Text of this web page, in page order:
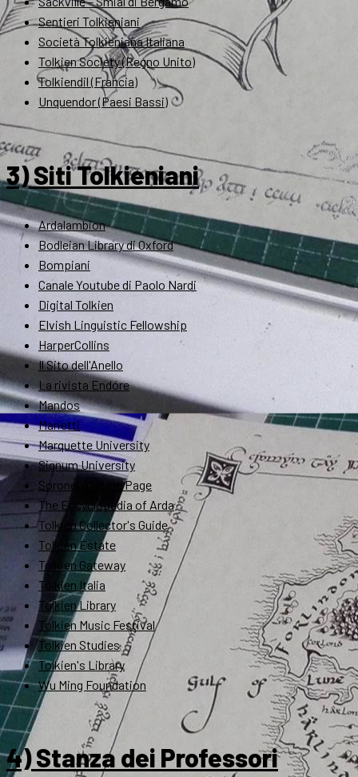
Sentieri Tolkieniani
Società Tolkieniana Italiana
Tolkien Society (Regno Unito)
Tolkiendil (Francia)
Unquendor (Paesi Bassi)
3) Siti Tolkieniani
Ardalambion
Bodleian Library di Oxford
Bompiani
Canale Youtube di Paolo Nardi
Digital Tolkien
Elvish Linguistic Fellowship
HarperCollins
Il Sito dell'Anello
La rivista Endóre
Mandos
Marietti
Marquette University
Signum University
Soronel's Home Page
The Encyclopedia of Arda
Tolkien Collector's Guide
Tolkien Estate
Tolkien Gateway
Tolkien Italia
Tolkien Library
Tolkien Music Festival
Tolkien Studies
Tolkien's Library
Wu Ming Foundation
4) Stanza dei Professori